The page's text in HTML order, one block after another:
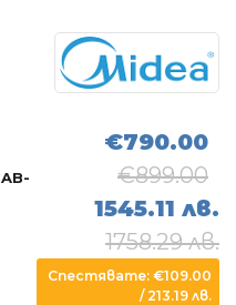
€790.00
€899.00
1545.11 лв.
1758.29 лв.
Спестявате: €109.00
/ 213.19 лв.